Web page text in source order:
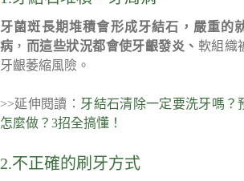
牙菌斑長期堆積會形成牙結石，嚴重的
病 ， 而這些狀況都會使牙齦發炎、 軟組織
牙齦萎縮風險。
>>延伸閱讀： 牙結石清除一定要洗牙嗎？
怎麼做？3招全搞懂！
2.不正確的刷牙方式